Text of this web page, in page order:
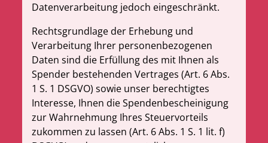
Datenverarbeitung jedoch eingeschränkt.
Rechtsgrundlage der Erhebung und
Verarbeitung Ihrer personenbezogenen
Daten sind die Erfüllung des mit Ihnen als
Spender bestehenden Vertrages (Art. 6 Abs.
1 S. 1 DSGVO) sowie unser berechtigtes
Interesse, Ihnen die Spendenbescheinigung
zur Wahrnehmung Ihres Steuervorteils
zukommen zu lassen (Art. 6 Abs. 1 S. 1 lit. f)